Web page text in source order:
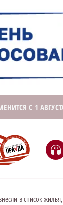
С 1
H
в список